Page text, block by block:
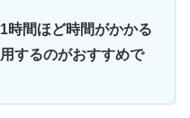
時間ほど時間がかかる
するのがおすすめで